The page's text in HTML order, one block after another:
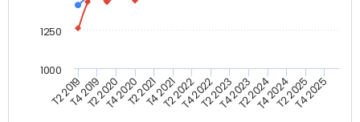
T2 2019T4 2019T2 2020T4 2020T2 2021T4 2021T2 2022T4 2022T2 2023T4 2023T2 2024T4 2024T2 2025T4 2025
1000
1250